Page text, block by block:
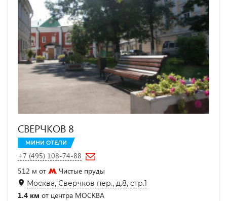
СВЕРЧКОВ 8
МИНИ ОТЕЛИ
+7 (495) 108-74-88
512 м от
Чистые пруды
Москва, Сверчков пер., д.8, стр.1
1.4 км от центра МОСКВА